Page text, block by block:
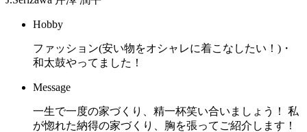
Hobby
ファッション(安い物をオシャレに着こなしたい！)・
和太鼓やってました！
Message
一生で一度の家づくり、精一杯笑い合いましょう！ 私
が惚れた納得の家づくり、胸を張ってご紹介します！